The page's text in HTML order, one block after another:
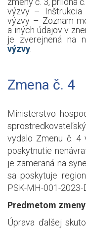
výzvy – Inštrukcia
výzvy – Zoznam
a iných údajov v
je zverejnená na
výzvy
Zmena č. 4
Ministerstvo
vydalo Zmenu č. 4
poskytnutie
je zameraná na
sa poskytuje
PSK-MH-001-2023-
Predmetom
Úprava ďalšej